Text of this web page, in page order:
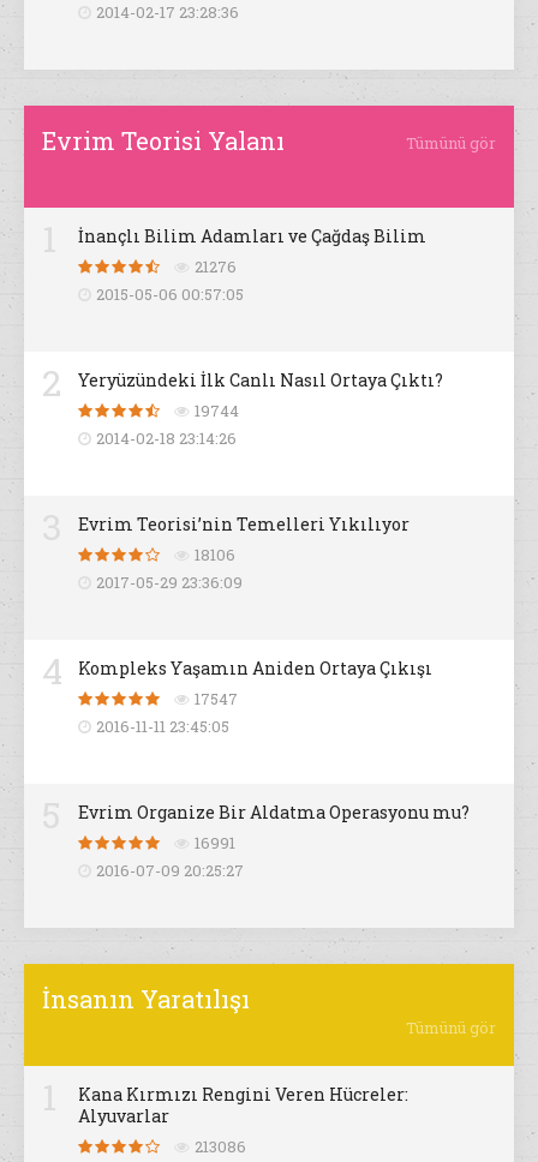
2014-02-17 23:28:36
Evrim Teorisi Yalanı Tümünü gör
İnançlı Bilim Adamları ve Çağdaş Bilim
21276
2015-05-06 00:57:05
2 Yeryüzündeki İlk Canlı Nasıl Ortaya Çıktı?
19744
2014-02-18 23:14:26
Evrim Teorisi’nin Temelleri Yıkılıyor
18106
2017-05-29 23:36:09
4 Kompleks Yaşamın Aniden Ortaya Çıkışı
17547
2016-11-11 23:45:05
Evrim Organize Bir Aldatma Operasyonu mu?
16991
2016-07-09 20:25:27
İnsanın Yaratılışı
Tümünü gör
Kana Kırmızı Rengini Veren Hücreler:
Alyuvarlar
213086